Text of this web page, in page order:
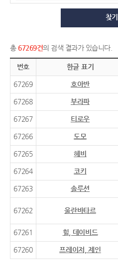
찾기
총 67269건의 검색 결과가 있습니다.
번호 한글 표기
67269 호아반
67268 부라파
67267 티로우
67266 도모
67265 헤비
67264 코키
67263 솔루션
67262 울란바타르
67261 힐, 데이비드
67260 프레이저, 제인